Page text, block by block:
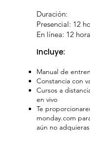
Duración:
Presencial: 12
En línea: 12
Incluye:
Manual de
Constancia con
Cursos a
en vivo
Te
monday.com
aún no